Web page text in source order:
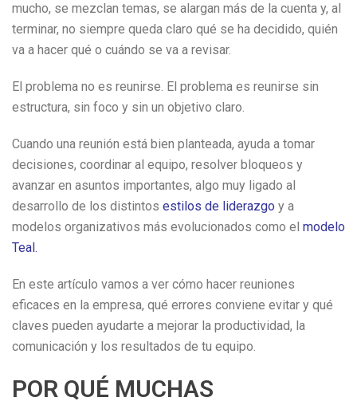
mucho, se mezclan temas, se alargan más de la cuenta y, al
terminar, no siempre queda claro qué se ha decidido, quién
va a hacer qué o cuándo se va a revisar.
El problema no es reunirse. El problema es reunirse sin
estructura, sin foco y sin un objetivo claro.
Cuando una reunión está bien planteada, ayuda a tomar
decisiones, coordinar al equipo, resolver bloqueos y
avanzar en asuntos importantes, algo muy ligado al
desarrollo de los distintos estilos de liderazgo y a
modelos organizativos más evolucionados como el modelo
Teal.
En este artículo vamos a ver cómo hacer reuniones
eficaces en la empresa, qué errores conviene evitar y qué
claves pueden ayudarte a mejorar la productividad, la
comunicación y los resultados de tu equipo.
POR QUÉ MUCHAS